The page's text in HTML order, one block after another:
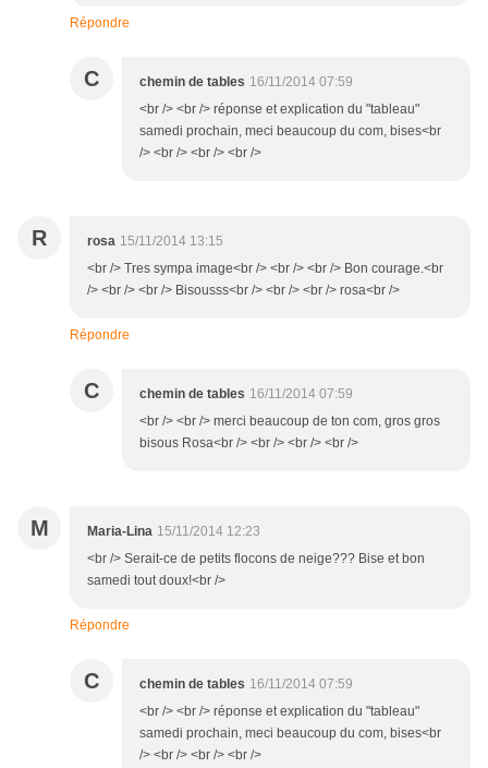
Répondre
C chemin de tables 16/11/2014 07:59
<br /> <br /> réponse et explication du "tableau"
samedi prochain, meci beaucoup du com, bises<br
/> <br /> <br /> <br />
R rosa 15/11/2014 13:15
<br /> Tres sympa image<br /> <br /> <br /> Bon courage.<br
/> <br /> <br /> Bisousss<br /> <br /> <br /> rosa<br />
Répondre
C chemin de tables 16/11/2014 07:59
<br /> <br /> merci beaucoup de ton com, gros gros
bisous Rosa<br /> <br /> <br /> <br />
M Maria-Lina 15/11/2014 12:23
<br /> Serait-ce de petits flocons de neige??? Bise et bon
samedi tout doux!<br />
Répondre
C chemin de tables 16/11/2014 07:59
<br /> <br /> réponse et explication du "tableau"
samedi prochain, meci beaucoup du com, bises<br
/> <br /> <br /> <br />